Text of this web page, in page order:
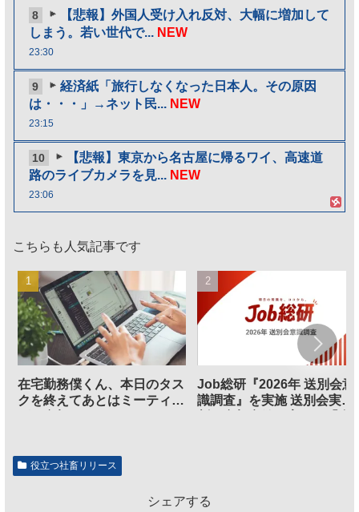
8
【悲報】外国人受け入れ反対、大幅に増加して
しまう。若い世代で... NEW
23:30
9
経済紙「旅行しなくなった日本人。その原因
は・・・」→ネット民... NEW
23:15
10
【悲報】東京から名古屋に帰るワイ、高速道
路のライブカメラを見... NEW
23:06
こちらも人気記事です
在宅勤務僕くん、本日のタス
クを終えてあとはミーティン
Job総研『2026年 送別会意
識調査』を実施 送別会実施
役立つ社畜リリース
シェアする